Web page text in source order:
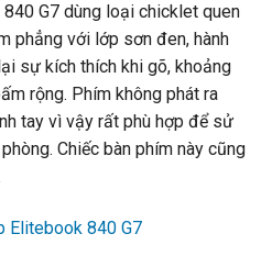
G7 dùng loại chicklet quen
phẳng với lớp sơn đen, hành
sự kích thích khi gõ, khoảng
rộng. Phím không phát ra
tay vì vậy rất phù hợp để sử
Chiếc bàn phím này cũng